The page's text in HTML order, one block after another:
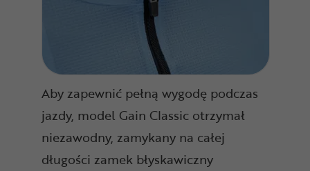
Aby zapewnić pełną wygodę podczas
jazdy, model Gain Classic otrzymał
niezawodny, zamykany na całej
długości zamek błyskawiczny